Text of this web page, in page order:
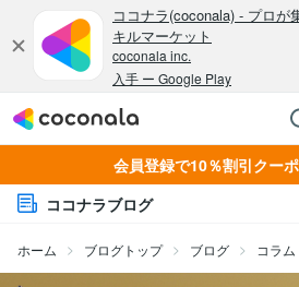
会員登録で10％割引クー
ココナラブログ
ホーム ブログトップ ブログ コラム